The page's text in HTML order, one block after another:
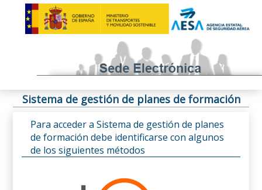
Sistema de gestión de planes de formación
Para acceder a Sistema de gestión de planes
de formación debe identificarse con algunos
de los siguientes métodos